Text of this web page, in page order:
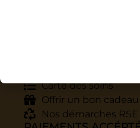
Carte des soins
Offrir un bon cadeau
Nos démarches RSE